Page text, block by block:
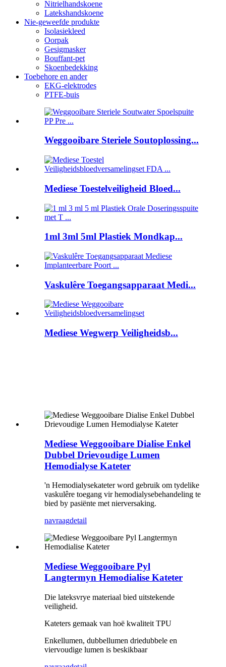
Nitrielhandskoene
Latekshandskoene
Nie-geweefde produkte
Isolasiekleed
Oorpak
Gesigmasker
Bouffant-pet
Skoenbedekking
Toebehore en ander
EKG-elektrodes
PTFE-buis
Weggooibare Steriele Soutoplossing...
Mediese Toestelveiligheid Bloed...
1ml 3ml 5ml Plastiek Mondkap...
Vaskulêre Toegangsapparaat Medi...
Mediese Wegwerp Veiligheidsb...
Mediese Weggooibare Dialise Enkel
Dubbel Drievoudige Lumen
Hemodialyse Kateter
'n Hemodialysekateter word gebruik om tydelike
vaskulêre toegang vir hemodialysebehandeling te
bied by pasiënte met nierversaking.
navraagdetail
Mediese Weggooibare Pyl
Langtermyn Hemodialise Kateter
Die lateksvrye materiaal bied uitstekende
veiligheid.
Kateters gemaak van hoë kwaliteit TPU
Enkellumen, dubbellumen driedubbele en
viervoudige lumen is beskikbaar